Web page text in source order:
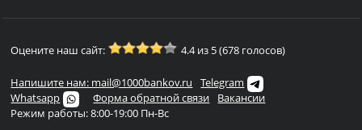
Оцените наш сайт: 4.4 из 5 (678 голосов)
Напишите нам: mail@1000bankov.ru
Telegram
Whatsapp
Форма обратной связи
Вакансии
Режим работы: 8:00-19:00 Пн-Вс